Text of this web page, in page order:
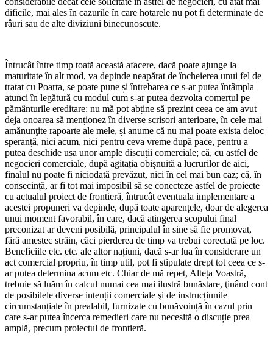
dificile, mai ales în cazurile în care hotarele nu pot fi determinate de
râuri sau de alte diviziuni binecunoscute.
Întrucât între timp toată această afacere, dacă poate ajunge la
maturitate în alt mod, va depinde neapărat de încheierea unui fel de
tratat cu Poarta, se poate pune și întrebarea ce s-ar putea întâmpla
atunci în legătură cu modul cum s-ar putea dezvolta comerțul pe
pământurile ereditare: nu mă pot abține să prezint ceea ce am avut
deja onoarea să menționez în diverse scrisori anterioare, în cele mai
amănunţite rapoarte ale mele, și anume că nu mai poate exista deloc
speranță, nici acum, nici pentru ceva vreme după pace, pentru a
putea deschide ușa unor ample discuții comerciale; că, cu astfel de
negocieri comerciale, după agitația obișnuită a lucrurilor de aici,
finalul nu poate fi niciodată prevăzut, nici în cel mai bun caz; că, în
consecință, ar fi tot mai imposibil să se conecteze astfel de proiecte
cu actualul proiect de frontieră, întrucât eventuala implementare a
acestei propuneri va depinde, după toate aparențele, doar de alegerea
unui moment favorabil, în care, dacă atingerea scopului final
preconizat ar deveni posibilă, principalul în sine să fie promovat,
fără amestec străin, căci pierderea de timp va trebui corectată pe loc.
Beneficiile etc. etc. ale altor națiuni, dacă s-ar lua în considerare un
act comercial propriu, în timp util, pot fi stipulate drept tot ceea ce s-
ar putea determina acum etc. Chiar de mă repet, Alteța Voastră,
trebuie să luăm în calcul numai cea mai ilustră bunăstare, ţinând cont
de posibilele diverse intenții comerciale şi de instrucțiunile
circumstanțiale în prealabil, furnizate cu bunăvoință în cazul prin
care s-ar putea încerca remedieri care nu necesită o discuție prea
amplă, precum proiectul de frontieră.